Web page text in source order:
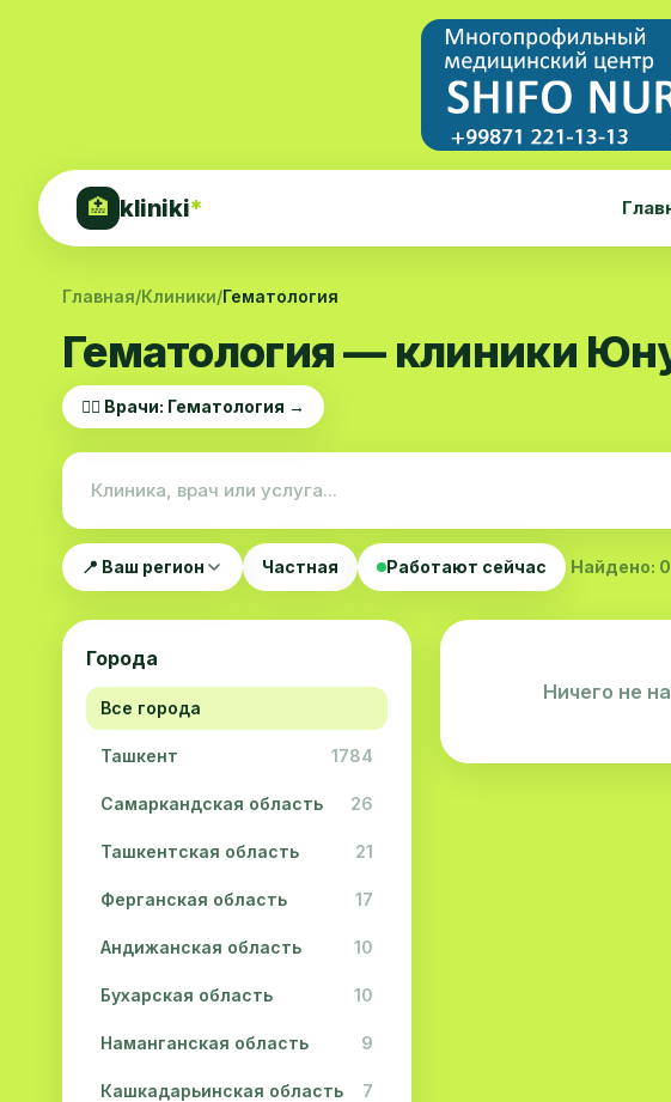
🏥 kliniki*
Главная/Клиники/Гематология
Гематология — клиники
👨‍⚕️ Врачи: Гематология →
📍 Ваш регион Частная Работают сейчас Найдено: 0
Города
Все города
Ташкент 1784
Самаркандская область 26
Ташкентская область 21
Ферганская область 17
Андижанская область 10
Бухарская область 10
Наманганская область 9
Кашкадарьинская область 7
Ничего не